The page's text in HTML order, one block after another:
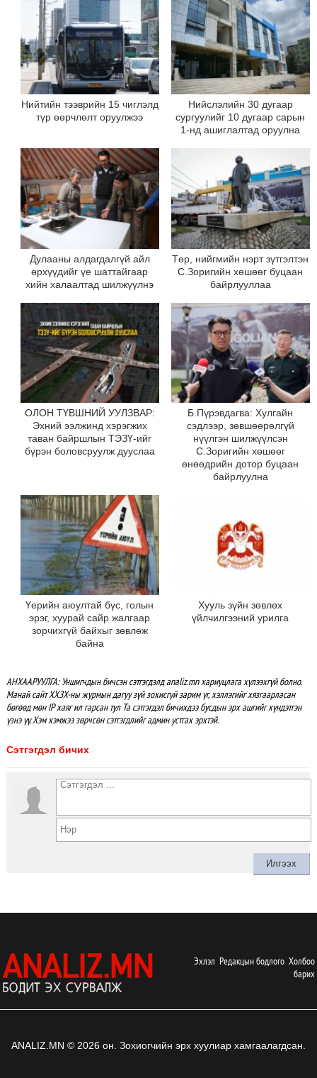
Нийтийн тээврийн 15 чиглэлд
түр өөрчлөлт оруулжээ
Нийслэлийн 30 дугаар
сургуулийг 10 дугаар сарын
1-нд ашиглалтад оруулна
Дулааны алдагдалгүй айл
өрхүүдийг үе шаттайгаар
хийн халаалтад шилжүүлнэ
Төр, нийгмийн нэрт зүтгэлтэн
С.Зоригийн хөшөөг буцаан
байрлууллаа
ОЛОН ТҮВШНИЙ УУЛЗВАР:
Эхний ээлжинд хэрэгжих
таван байршлын ТЭЗҮ-ийг
бүрэн боловсруулж дууслаа
Б.Пүрэвдагва: Хулгайн
сэдлээр, зөвшөөрөлгүй
нүүлгэн шилжүүлсэн
С.Зоригийн хөшөөг
өнөөдрийн дотор буцаан
байрлуулна
Үерийн аюултай бүс, голын
эрэг, хуурай сайр жалгаар
зорчихгүй байхыг зөвлөж
байна
Хууль зүйн зөвлөх
үйлчилгээний урилга
АНХААРУУЛГА: Уншигчдын бичсэн сэтгэгдэлд analiz.mn хариуцлага хүлээхгүй болно.
Манай сайт ХХЗХ-ны журмын дагуу зүй зохисгүй зарим үг, хэллэгийг хязгаарласан
бөгөөд мөн IP хаяг ил гарсан тул Та сэтгэгдэл бичихдээ бусдын эрх ашгийг хүндэтгэн
үзнэ үү. Хэм хэмжээ зөрчсөн сэтгэгдлийг админ устгах эрхтэй.
Сэтгэгдэл бичих
Эхлэл Редакцын бодлого Холбоо
барих
ANALIZ.MN © 2026 он. Зохиогчийн эрх хуулиар хамгаалагдсан.